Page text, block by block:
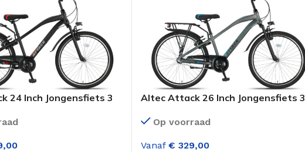
24 Inch Jongensfiets 3
Altec Attack 26 Inch Jongensfiets 3
Op voorraad
Vanaf € 329,00